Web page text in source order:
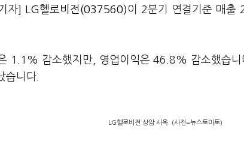
자] LG헬로비전(037560)이 2분기 연결기준 매출
1.1% 감소했지만, 영업이익은 46.8% 감소했습
습니다.
LG헬로비전 상암 사옥. (사진=뉴스토마토)